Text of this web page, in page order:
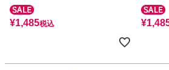
¥1,485税込 ¥